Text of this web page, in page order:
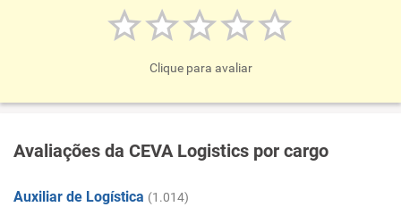
Clique para avaliar
Avaliações da CEVA Logistics por cargo
Auxiliar de Logística (1.014)